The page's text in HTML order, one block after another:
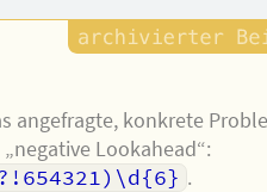
angefragte, konkrete
Lookahead“:
.